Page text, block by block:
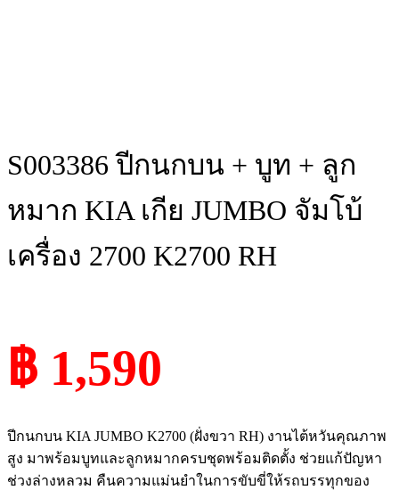
S003386 ปีกนกบน + บูท + ลูก
หมาก KIA เกีย JUMBO จัมโบ้
เครื่อง 2700 K2700 RH
฿ 1,590
ปีกนกบน KIA JUMBO K2700 (ฝั่งขวา RH) งานไต้หวันคุณภาพ
สูง มาพร้อมบูทและลูกหมากครบชุดพร้อมติดตั้ง ช่วยแก้ปัญหา
ช่วงล่างหลวม คืนความแม่นยำในการขับขี่ให้รถบรรทุกของ